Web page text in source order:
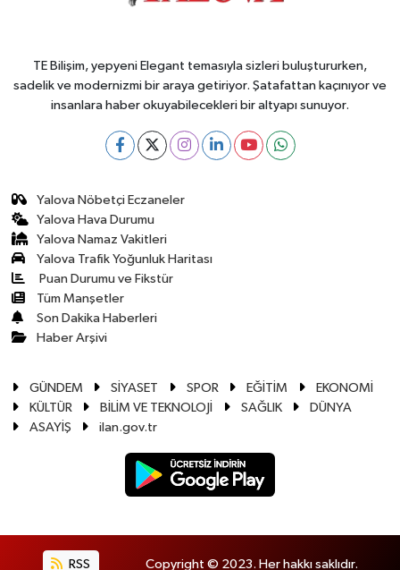
TE Bilişim, yepyeni Elegant temasıyla sizleri buluştururken,
sadelik ve modernizmi bir araya getiriyor. Şatafattan kaçınıyor ve
insanlara haber okuyabilecekleri bir altyapı sunuyor.
Yalova Nöbetçi Eczaneler
Yalova Hava Durumu
Yalova Namaz Vakitleri
Yalova Trafik Yoğunluk Haritası
Puan Durumu ve Fikstür
Tüm Manşetler
Son Dakika Haberleri
Haber Arşivi
GÜNDEM SİYASET SPOR EĞİTİM
EKONOMİ
KÜLTÜR
BİLİM VE TEKNOLOJİ SAĞLIK
DÜNYA
ASAYİŞ
ilan.gov.tr
RSS Copyright © 2023. Her hakkı saklıdır.